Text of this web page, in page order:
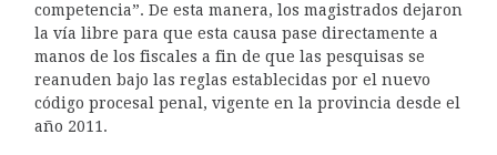
competencia”. De esta manera, los magistrados dejaron
la vía libre para que esta causa pase directamente a
manos de los fiscales a fin de que las pesquisas se
reanuden bajo las reglas establecidas por el nuevo
código procesal penal, vigente en la provincia desde el
año 2011.